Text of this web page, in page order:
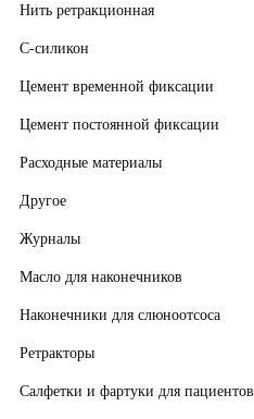
Нить ретракционная
С-силикон
Цемент временной фиксации
Цемент постоянной фиксации
Расходные материалы
Другое
Журналы
Масло для наконечников
Наконечники для слюноотсоса
Ретракторы
Салфетки и фартуки для пациентов